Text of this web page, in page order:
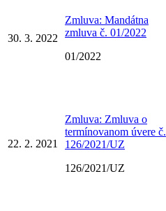
30. 3. 2022
Zmluva: Mandátna
zmluva č. 01/2022
01/2022
22. 2. 2021
Zmluva: Zmluva o
termínovanom úvere č.
126/2021/UZ
126/2021/UZ